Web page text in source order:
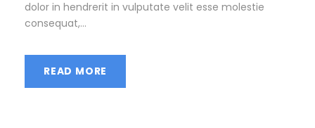
dolor in hendrerit in vulputate velit esse molestie
consequat,...
READ MORE